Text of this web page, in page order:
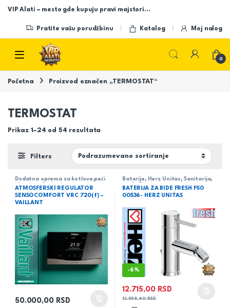
Skip to navigation
Skip to content
VIP Alati – mesto gde kupuju pravi majstori…
Pratite vašu porudžbinu Katalog Moj nalog
Open
0
Početna Proizvod označen „TERMOSTAT“
TERMOSTAT
Prikaz 1–24 od 54 rezultata
Filters
Dodatna oprema za kotlove,peći
i kamine,Grejanje
ATMOSFERSKI REGULATOR
SENSOCOMFORT VRC 720(f) –
VAILLANT
50.000,00 RSD
Baterije , Herz Unitas , Sanitarija,
serija Fresh
BATERIJA ZA BIDE FRESH F50
00536- HERZ UNITAS
-6%
12.715,00 RSD
13.598,40RSD